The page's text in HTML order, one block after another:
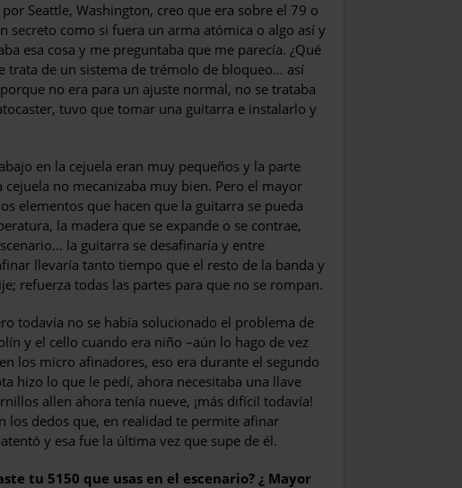
Seattle, Washington, creo que era sobre el 79 o
secreto como si fuera un arma atómica o algo así y
esa cosa y me preguntaba que me parecía. ¿Qué
trata de un sistema de trémolo de bloqueo… así
no era para un ajuste normal, no se trataba
tuvo que tomar una guitarra e instalarlo y
en la cejuela eran muy pequeños y la parte
cejuela no mecanizaba muy bien. Pero el mayor
elementos que hacen que la guitarra se pueda
la madera que se expande o se contrae,
la guitarra se desafinaría y entre
llevaría tanto tiempo que el resto de la banda y
refuerza todas las partes para que no se rompan.
todavía no se había solucionado el problema de
y el cello cuando era niño –aún lo hago de vez
los micro afinadores, eso era durante el segundo
hizo lo que le pedí, ahora necesitaba una llave
allen ahora tenía nueve, ¡más difícil todavía!
los dedos que, en realidad te permite afinar
y esa fue la última vez que supe de él.
tu 5150 que usas en el escenario? ¿ Mayor